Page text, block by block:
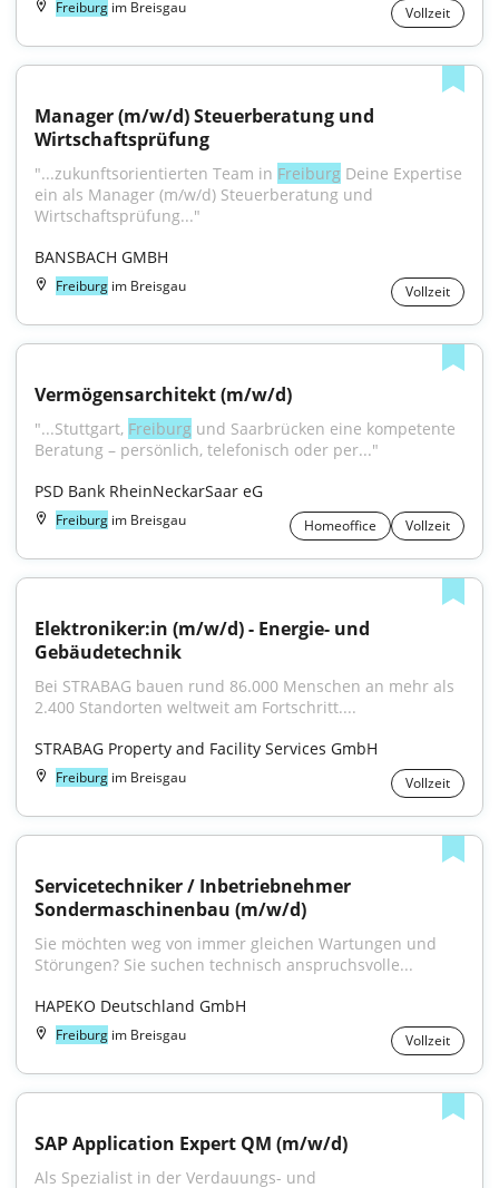
Freiburg im Breisgau Vollzeit
Manager (m/w/d) Steuerberatung und
Wirtschaftsprüfung
"...zukunftsorientierten Team in Freiburg Deine Expertise
ein als Manager (m/w/d) Steuerberatung und
Wirtschaftsprüfung..."
BANSBACH GMBH
Freiburg im Breisgau Vollzeit
Vermögensarchitekt (m/w/d)
"...Stuttgart, Freiburg und Saarbrücken eine kompetente
Beratung – persönlich, telefonisch oder per..."
PSD Bank RheinNeckarSaar eG
Freiburg im Breisgau Homeoffice Vollzeit
Elektroniker:in (m/w/d) - Energie- und
Gebäudetechnik
Bei STRABAG bauen rund 86.000 Menschen an mehr als
2.400 Standorten weltweit am Fortschritt....
STRABAG Property and Facility Services GmbH
Freiburg im Breisgau Vollzeit
Servicetechniker / Inbetriebnehmer
Sondermaschinenbau (m/w/d)
Sie möchten weg von immer gleichen Wartungen und
Störungen? Sie suchen technisch anspruchsvolle...
HAPEKO Deutschland GmbH
Freiburg im Breisgau Vollzeit
SAP Application Expert QM (m/w/d)
Als Spezialist in der Verdauungs- und